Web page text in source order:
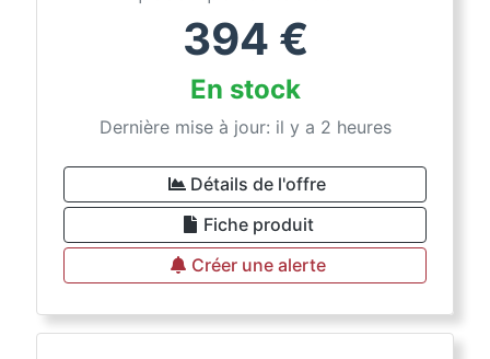
394 €
En stock
Dernière mise à jour: il y a 2 heures
Détails de l'offre
Fiche produit
Créer une alerte